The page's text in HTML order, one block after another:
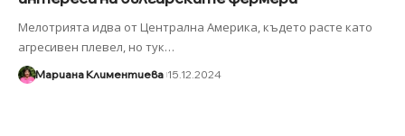
Мелотрията идва от Централна Америка, където расте като
агресивен плевел, но тук…
Мариана Климентиева 15.12.2024